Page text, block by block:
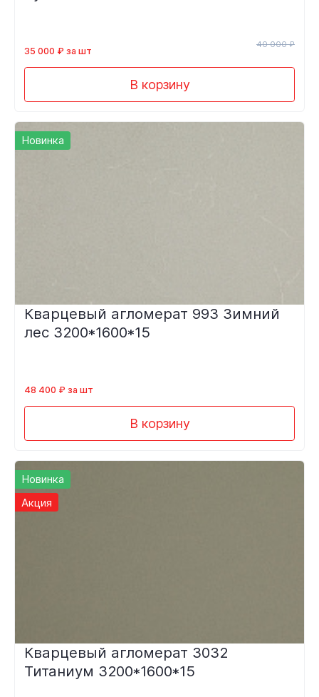
35 000 ₽ за шт
40 000 ₽
В корзину
Новинка
Кварцевый агломерат 993 Зимний
лес 3200*1600*15
48 400 ₽ за шт
В корзину
Новинка
Акция
Кварцевый агломерат 3032
Титаниум 3200*1600*15